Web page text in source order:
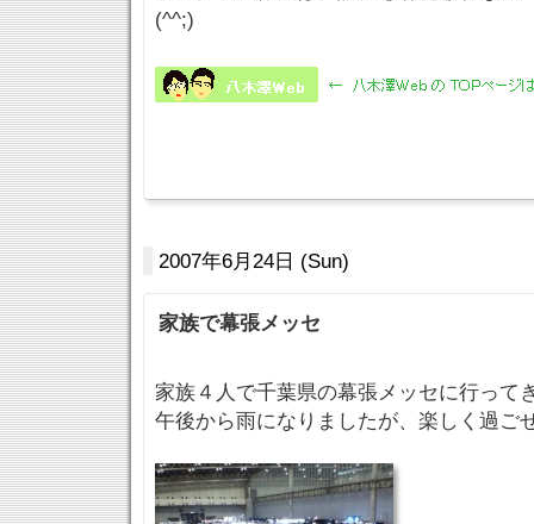
(^^;)
2007年6月24日 (Sun)
家族で幕張メッセ
家族４人で千葉県の幕張メッセに行って
午後から雨になりましたが、楽しく過ご